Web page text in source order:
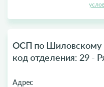
ОСП по Шиловскому
код отделения: 29 -
Адрес